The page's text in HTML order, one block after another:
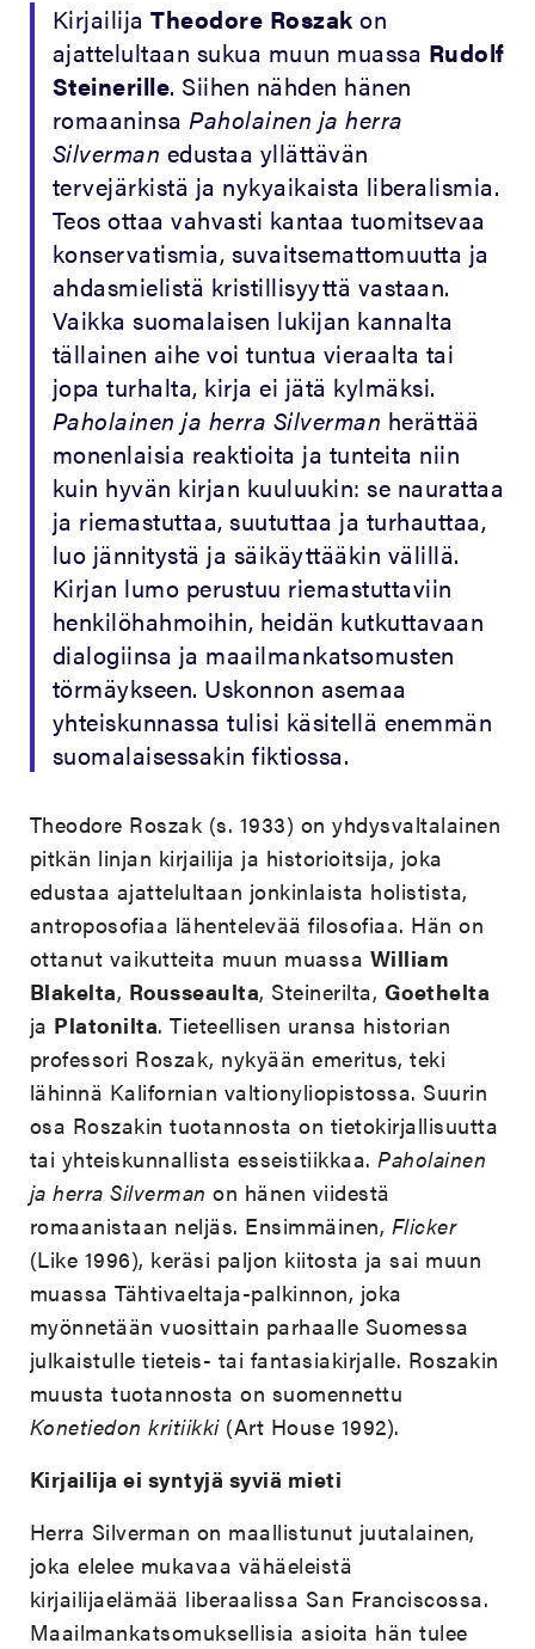
KirjailijaTheodore Roszakon
ajattelultaan sukua muun muassa Rudolf
Steinerille. Siihen nähden hänen
romaaninsaPaholainen ja herra
Silverman edustaa yllättävän
tervejärkistä ja nykyaikaista liberalismia.
Teos ottaa vahvasti kantaa tuomitsevaa
konservatismia, suvaitsemattomuutta ja
ahdasmielistä kristillisyyttä vastaan.
Vaikka suomalaisen lukijan kannalta
tällainen aihe voi tuntua vieraalta tai
jopa turhalta, kirja ei jätä kylmäksi.
Paholainen ja herra Silverman herättää
monenlaisia reaktioita ja tunteita niin
kuin hyvän kirjan kuuluukin: se naurattaa
ja riemastuttaa, suututtaa ja turhauttaa,
luo jännitystä ja säikäyttääkin välillä.
Kirjan lumo perustuu riemastuttaviin
henkilöhahmoihin, heidän kutkuttavaan
dialogiinsa ja maailmankatsomusten
törmäykseen. Uskonnon asemaa
yhteiskunnassa tulisi käsitellä enemmän
suomalaisessakin fiktiossa.
Theodore Roszak (s. 1933) on yhdysvaltalainen
pitkän linjan kirjailija ja historioitsija, joka
edustaa ajattelultaan jonkinlaista holistista,
antroposofiaa lähentelevää filosofiaa. Hän on
ottanut vaikutteita muun muassa William
Blakelta, Rousseaulta, Steinerilta, Goethelta
ja Platonilta. Tieteellisen uransa historian
professori Roszak, nykyään emeritus, teki
lähinnä Kalifornian valtionyliopistossa. Suurin
osa Roszakin tuotannosta on tietokirjallisuutta
tai yhteiskunnallista esseistiikkaa.Paholainen
ja herra Silverman on hänen viidestä
romaanistaan neljäs. Ensimmäinen, Flicker
(Like 1996), keräsi paljon kiitosta ja sai muun
muassa Tähtivaeltaja-palkinnon, joka
myönnetään vuosittain parhaalle Suomessa
julkaistulle tieteis- tai fantasiakirjalle. Roszakin
muusta tuotannosta on suomennettu
Konetiedon kritiikki(Art House 1992).
Kirjailija ei syntyjä syviä mieti
Herra Silverman on maallistunut juutalainen,
joka elelee mukavaa vähäeleistä
kirjailijaelämää liberaalissa San Franciscossa.
Maailmankatsomuksellisia asioita hän tulee